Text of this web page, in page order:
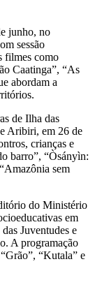
junho, no
sessão
filmes como
Caatinga”, “As
abordam a
de Ilha das
Aribiri, em 26 de
crianças e
barro”, “Òsányìn:
sem
do Ministério
em
Juventudes e
A programação
“Kutala” e